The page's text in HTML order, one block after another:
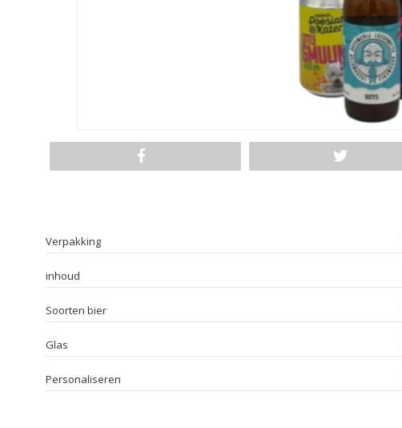
Verpakking
inhoud
Soorten bier
Glas
Personaliseren